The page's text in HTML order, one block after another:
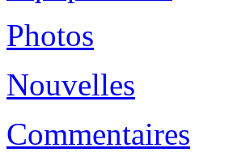
Photos
Nouvelles
Commentaires